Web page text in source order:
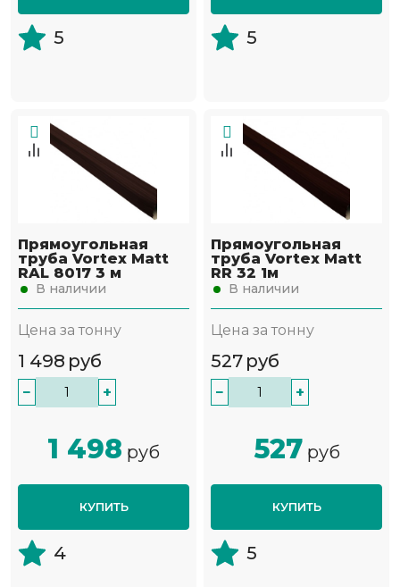
5 5
Прямоугольная
труба Vortex Matt
RAL 8017 3 м
В наличии
Цена за тонну
1 498 руб
− +
1 498 руб
КУПИТЬ
4
Прямоугольная
труба Vortex Matt
RR 32 1м
В наличии
Цена за тонну
527 руб
− +
527 руб
КУПИТЬ
5